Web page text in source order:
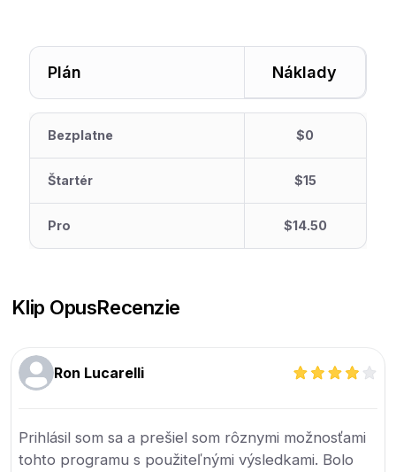
Plán Náklady
Bezplatne $0
Štartér $15
Pro $14.50
Klip OpusRecenzie
Ron Lucarelli
Prihlásil som sa a prešiel som rôznymi možnosťami
tohto programu s použiteľnými výsledkami. Bolo